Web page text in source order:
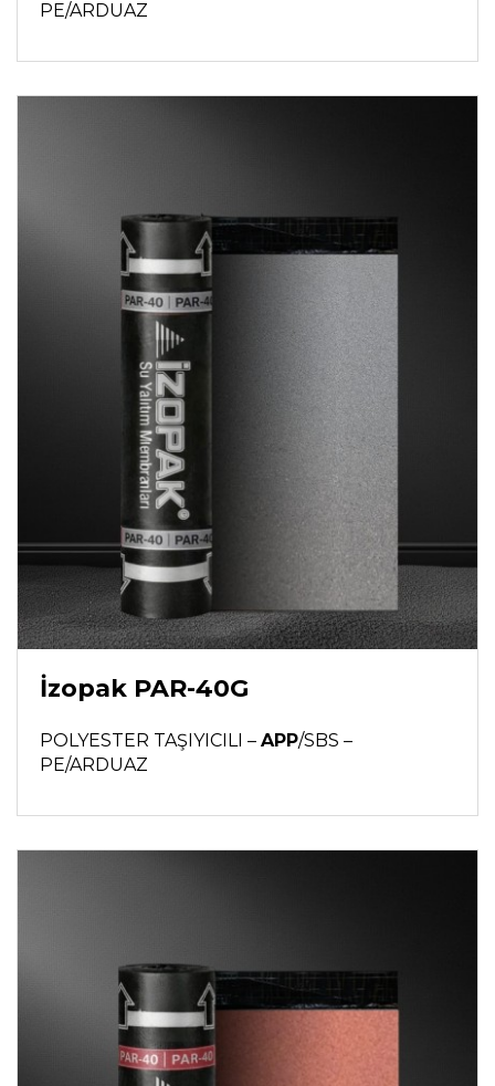
PE/ARDUAZ
İzopak PAR-40G
POLYESTER TAŞIYICILI – APP/SBS –
PE/ARDUAZ